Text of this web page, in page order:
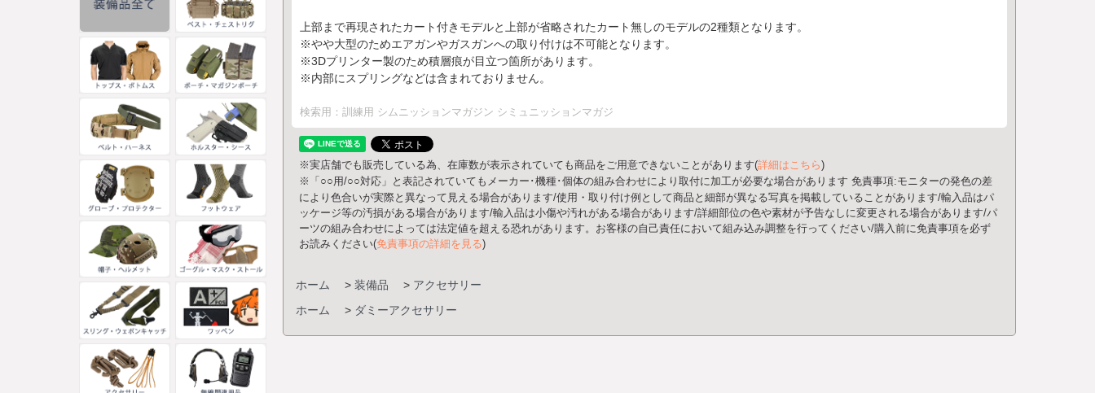
上部まで再現されたカート付きモデルと上部が省略されたカート無しのモデルの2種類となります。
※やや大型のためエアガンやガスガンへの取り付けは不可能となります。
※3Dプリンター製のため積層痕が目立つ箇所があります。
※内部にスプリングなどは含まれておりません。
検索用：訓練用 シムニッションマガジン シミュニッションマガジ
※実店舗でも販売している為、在庫数が表示されていても商品をご用意できないことがあります(詳細はこちら)
※「○○用/○○対応」と表記されていてもメーカー･機種･個体の組み合わせにより取付に加工が必要な場合があります 免責事項:モニターの発色の差
により色合いが実際と異なって見える場合があります/使用・取り付け例として商品と細部が異なる写真を掲載していることがあります/輸入品はパ
ッケージ等の汚損がある場合があります/輸入品は小傷や汚れがある場合があります/詳細部位の色や素材が予告なしに変更される場合があります/パ
ーツの組み合わせによっては法定値を超える恐れがあります。お客様の自己責任において組み込み調整を行ってください/購入前に免責事項を必ず
お読みください(免責事項の詳細を見る)
ホーム > 装備品 > アクセサリー
ホーム
> ダミーアクセサリー